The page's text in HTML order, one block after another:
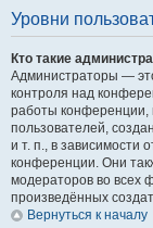
Уровни
Кто такие
Администраторы —
контроля над
работы конференции,
пользователей,
и т. п., в зависимости
конференции. Они
модераторов во всех
произведённых
Вернуться к началу